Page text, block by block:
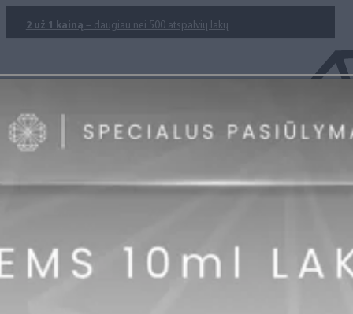
2 už 1 kainą – daugiau nei 500 atspalvių lakų